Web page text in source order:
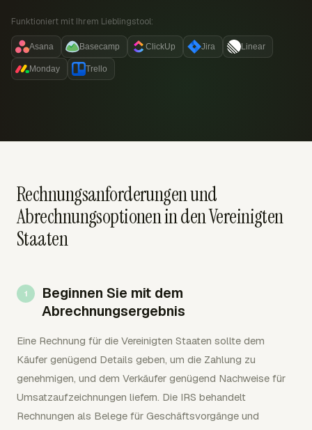
Funktioniert mit Ihrem Lieblingstool:
Asana Basecamp ClickUp Jira Linear
Monday Trello
Rechnungsanforderungen und
Abrechnungsoptionen in den Vereinigten
Staaten
Beginnen Sie mit dem
Abrechnungsergebnis
Eine Rechnung für die Vereinigten Staaten sollte dem
Käufer genügend Details geben, um die Zahlung zu
genehmigen, und dem Verkäufer genügend Nachweise für
Umsatzaufzeichnungen liefern. Die IRS behandelt
Rechnungen als Belege für Geschäftsvorgänge und